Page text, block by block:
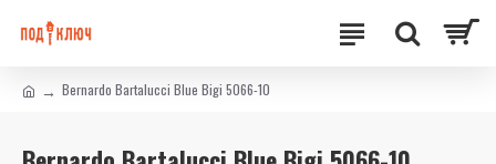
Bernardo Bartalucci Blue Bigi 5066-10